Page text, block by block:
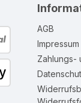
AGB
Impressum
Zahlungs-